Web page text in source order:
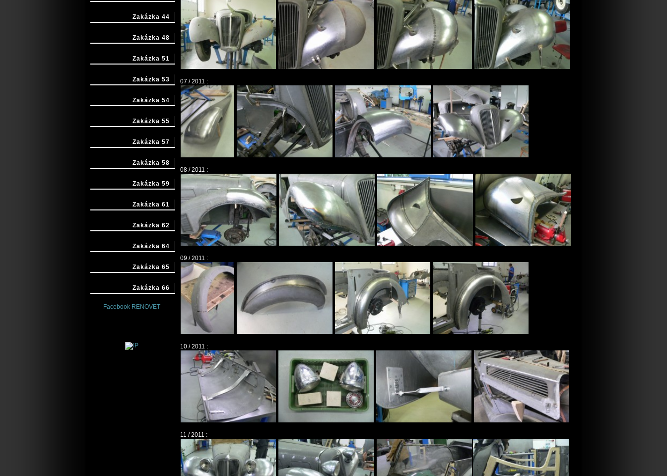
Zakázka 44
Zakázka 48
Zakázka 51
Zakázka 53
Zakázka 54
Zakázka 55
Zakázka 57
Zakázka 58
Zakázka 59
Zakázka 61
Zakázka 62
Zakázka 64
Zakázka 65
Zakázka 66
Facebook RENOVET
07 / 2011 :
08 / 2011 :
09 / 2011 :
10 / 2011 :
11 / 2011 :